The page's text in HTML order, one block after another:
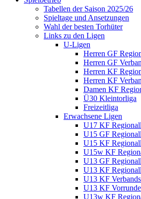
Tabellen der Saison 2025/26
Spieltage und Ansetzungen
Wahl der besten Torhüter
Links zu den Ligen
U-Ligen
Herren GF
Herren GF
Herren KF
Herren KF
Damen KF
Ü30 Kleintorliga
Freizeitliga
Erwachsene Ligen
U17 KF
U15 GF
U15 KF
U15w KF
U13 GF
U13 KF
U13 KF
U13 KF Vorrunde
U13w KF